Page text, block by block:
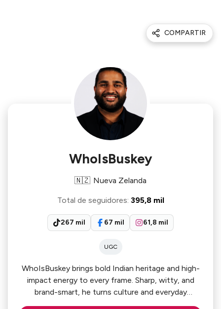
COMPARTIR
WhoIsBuskey
🇳🇿 Nueva Zelanda
Total de seguidores: 395,8 mil
267 mil 67 mil 61,8 mil
UGC
WhoIsBuskey brings bold Indian heritage and high-
impact energy to every frame. Sharp, witty, and
brand-smart, he turns culture and everyday
moments into scroll-stopping content that